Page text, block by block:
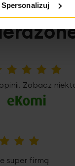
Spersonalizuj
5%
Zobacz
super firmą